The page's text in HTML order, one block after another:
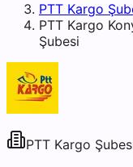
PTT Kargo
PTT Kargo
Şubesi
PTT Kargo